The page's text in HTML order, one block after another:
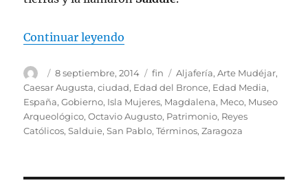
Continuar leyendo
Autor
Publicado
el
8 septiembre, 2014 Categorías
fin Etiquetas
Aljafería,Arte Mudéjar,
Caesar Augusta,ciudad, Edad del Bronce, Edad Media,
España,Gobierno, Isla Mujeres, Magdalena, Meco, Museo
Arqueológico,Octavio Augusto, Patrimonio, Reyes
Católicos,Salduie,San Pablo,Términos,Zaragoza